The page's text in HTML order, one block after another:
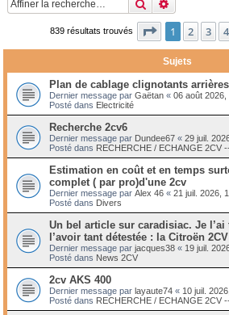
839 résultats trouvés Page 1sur21
1 2 3 4
Sujets
Plan de cablage clignotants
Dernier message par Gaëtan « 06 août 2026,
Posté dans Electricité
Recherche 2cv6
Dernier message par Dundee67 « 29 juil.
Posté dans RECHERCHE / ECHANGE 2CV
Estimation en coût et en temps
complet ( par pro)d'une 2cv
Dernier message par Alex 46 « 21 juil. 2026,
Posté dans Divers
Un bel article sur caradisiac. Je l’ai
l’avoir tant détestée : la Citroën 2CV
Dernier message par jacques38 « 19 juil.
Posté dans News 2CV
2cv AKS 400
Dernier message par layaute74 « 10 juil.
Posté dans RECHERCHE / ECHANGE 2CV